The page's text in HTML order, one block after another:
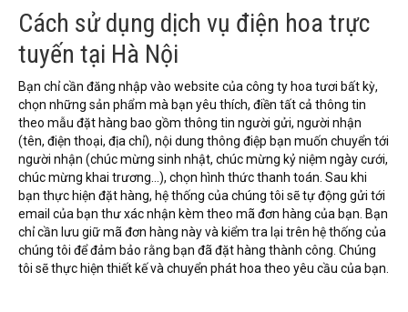
Cách sử dụng dịch vụ điện hoa trực
tuyến tại Hà Nội
Bạn chỉ cần đăng nhập vào website của công ty hoa tươi bất kỳ,
chọn những sản phẩm mà bạn yêu thích, điền tất cả thông tin
theo mẫu đặt hàng bao gồm thông tin người gửi, người nhận
(tên, điện thoại, địa chỉ), nội dung thông điệp bạn muốn chuyển tới
người nhận (chúc mừng sinh nhật, chúc mừng kỷ niệm ngày cưới,
chúc mừng khai trương…), chọn hình thức thanh toán. Sau khi
bạn thực hiện đặt hàng, hệ thống của chúng tôi sẽ tự động gửi tới
email của bạn thư xác nhận kèm theo mã đơn hàng của bạn. Bạn
chỉ cần lưu giữ mã đơn hàng này và kiểm tra lại trên hệ thống của
chúng tôi để đảm bảo rằng bạn đã đặt hàng thành công. Chúng
tôi sẽ thực hiện thiết kế và chuyển phát hoa theo yêu cầu của bạn.